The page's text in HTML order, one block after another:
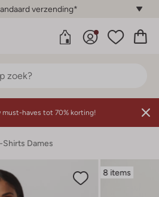
verzending*
must-haves tot 70% korting!
Shirts Dames
8 items